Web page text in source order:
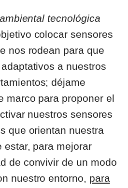
tecnológica
colocar sensores
nos rodean para que
a nuestros
déjame
marco para proponer el
nuestros sensores
que orientan nuestra
estar, para mejorar
de convivir de un modo
nuestro entorno, para